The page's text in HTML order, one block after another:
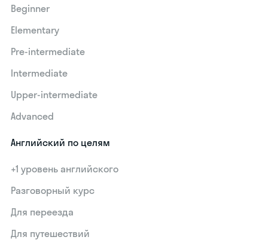
Beginner
Elementary
Pre-intermediate
Intermediate
Upper-intermediate
Advanced
Английский по целям
+1 уровень английского
Разговорный курс
Для переезда
Для путешествий